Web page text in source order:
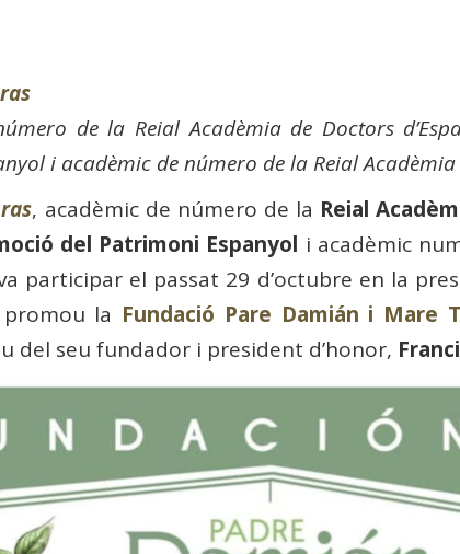
de la Reial Acadèmia de Doctors
i acadèmic de número de la Reial
, acadèmic de número de la Reial
del Patrimoni Espanyol i acadèmic
va participar el passat 29 d’octubre en la
la Fundació Pare Damián i Mare
del seu fundador i president d’honor,